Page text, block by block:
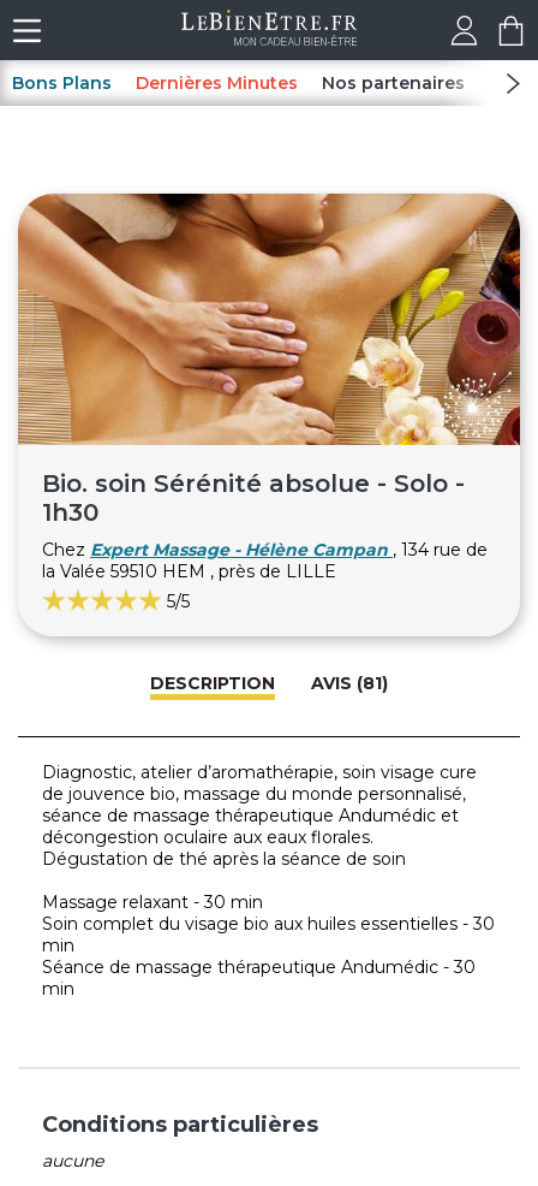
Bons Plans Dernières Minutes Nos partenaires Spas
Bio. soin Sérénité absolue - Solo -
1h30
Chez Expert Massage - Hélène Campan , 134 rue de
la Valée 59510 HEM , près de LILLE
5/5
DESCRIPTION AVIS (81)
Diagnostic, atelier d’aromathérapie, soin visage cure
de jouvence bio, massage du monde personnalisé,
séance de massage thérapeutique Andumédic et
décongestion oculaire aux eaux florales.
Dégustation de thé après la séance de soin
Massage relaxant - 30 min
Soin complet du visage bio aux huiles essentielles - 30
min
Séance de massage thérapeutique Andumédic - 30
min
Conditions particulières
aucune